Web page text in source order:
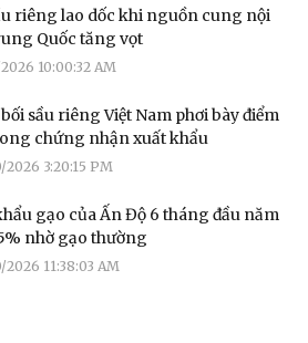
riêng lao dốc khi nguồn cung nội
Quốc tăng vọt
10:00:32 AM
sầu riêng Việt Nam phơi bày điểm
chứng nhận xuất khẩu
2026 3:20:15 PM
gạo của Ấn Độ 6 tháng đầu năm
nhờ gạo thường
2026 11:38:03 AM